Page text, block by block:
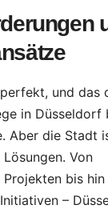
und das
in Düsseldorf
Aber die Stadt
Von
bis hin
–